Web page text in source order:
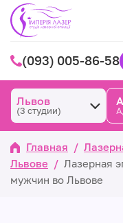
(093) 005-86-58
Львов
(3 студии)
Главная /
Львове
/ Лазерная
мужчин во Львове